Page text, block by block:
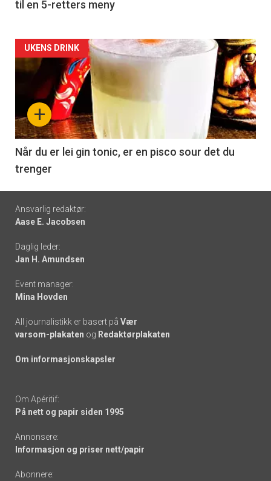
til en 5-retters meny
Forsiden
akkurat
nå
-
6
+
UKENS DRINK
Når du er lei gin tonic, er en pisco sour det du
trenger
Footer
-
links
Ansvarlig redaktør:
Aase E. Jacobsen
Daglig leder:
Jan H. Amundsen
Event manager:
Mina Hovden
All journalistikk er basert på Vær
varsom-plakaten og Redaktørplakaten
Om informasjonskapsler
Om Apéritif:
På nett og papir siden 1995
Annonsere:
Informasjon og priser nett/papir
Abonnere: